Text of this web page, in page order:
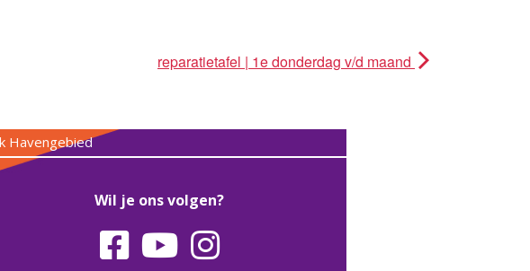
reparatietafel | 1e donderdag v/d maand
Havengebied
Wil je ons volgen?